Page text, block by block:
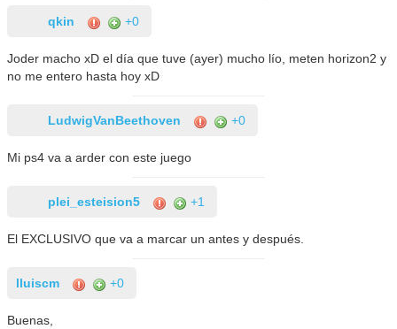
qkin +0
Joder macho xD el día que tuve (ayer) mucho lío, meten horizon2 y
no me entero hasta hoy xD
LudwigVanBeethoven +0
Mi ps4 va a arder con este juego
plei_esteision5 +1
El EXCLUSIVO que va a marcar un antes y después.
lluiscm +0
Buenas,